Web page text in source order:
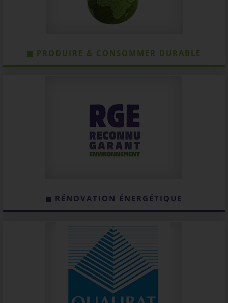
PRODUIRE & CONSOMMER DURABLE
RÉNOVATION ÉNERGÉTIQUE